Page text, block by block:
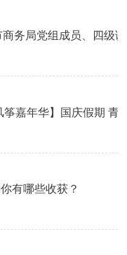
筝嘉年华】国庆假期 青
有哪些收获？